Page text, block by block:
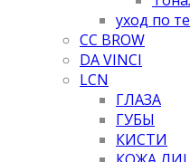
уход по
CC BROW
DA VINCI
LCN
ГЛАЗА
ГУБЫ
КИСТИ